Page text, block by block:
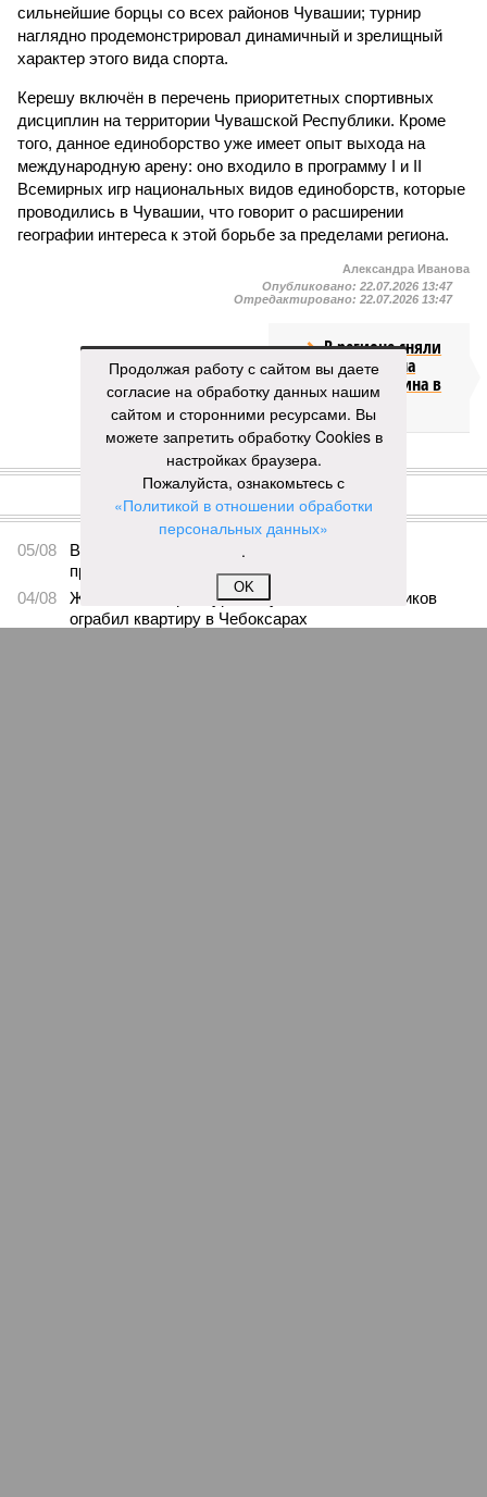
сильнейшие борцы со всех районов Чувашии; турнир
наглядно продемонстрировал динамичный и зрелищный
характер этого вида спорта.
Керешу включён в перечень приоритетных спортивных
дисциплин на территории Чувашской Республики. Кроме
того, данное единоборство уже имеет опыт выхода на
международную арену: оно входило в программу I и II
Всемирных игр национальных видов единоборств, которые
проводились в Чувашии, что говорит о расширении
географии интереса к этой борьбе за пределами региона.
Александра Иванова
Опубликовано: 22.07.2026 13:47
Отредактировано: 22.07.2026 13:47
В регионе сняли
ограничение на
продажу бензина в
канистры
КОММЕНТАРИИ
ПОСЛЕДНИЕ НОВОСТИ
05/08
В Чебоксарах снесут 46 строений рядом с
проблемной «Кувшинкой»
04/08
Житель Екатеринбурга по указанию мошенников
ограбил квартиру в Чебоксарах
Продолжая работу с сайтом вы даете
согласие на обработку данных нашим
сайтом и сторонними ресурсами. Вы
можете запретить обработку Cookies в
настройках браузера.
Пожалуйста, ознакомьтесь с
«Политикой в отношении обработки
персональных данных»
.
OK